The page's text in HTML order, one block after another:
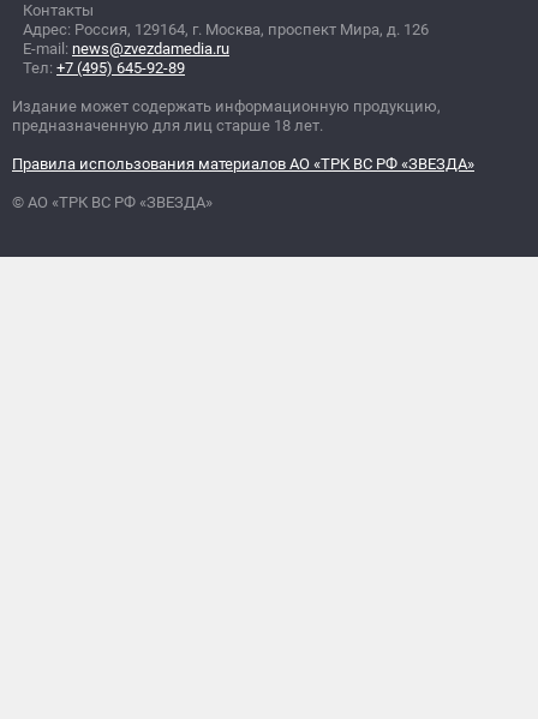
Контакты
Адрес: Россия, 129164, г. Москва, проспект Мира, д. 126
E-mail: news@zvezdamedia.ru
Тел: +7 (495) 645-92-89
Издание может содержать информационную продукцию,
предназначенную для лиц старше 18 лет.
Правила использования материалов АО «ТРК ВС РФ «ЗВЕЗДА»
© АО «ТРК ВС РФ «ЗВЕЗДА»